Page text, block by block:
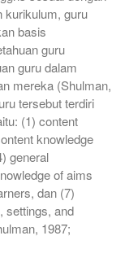
kurikulum, guru
basis
guru
guru dalam
mereka (Shulman,
tersebut terdiri
(1) content
knowledge
general
of aims
dan (7)
settings, and
1987;